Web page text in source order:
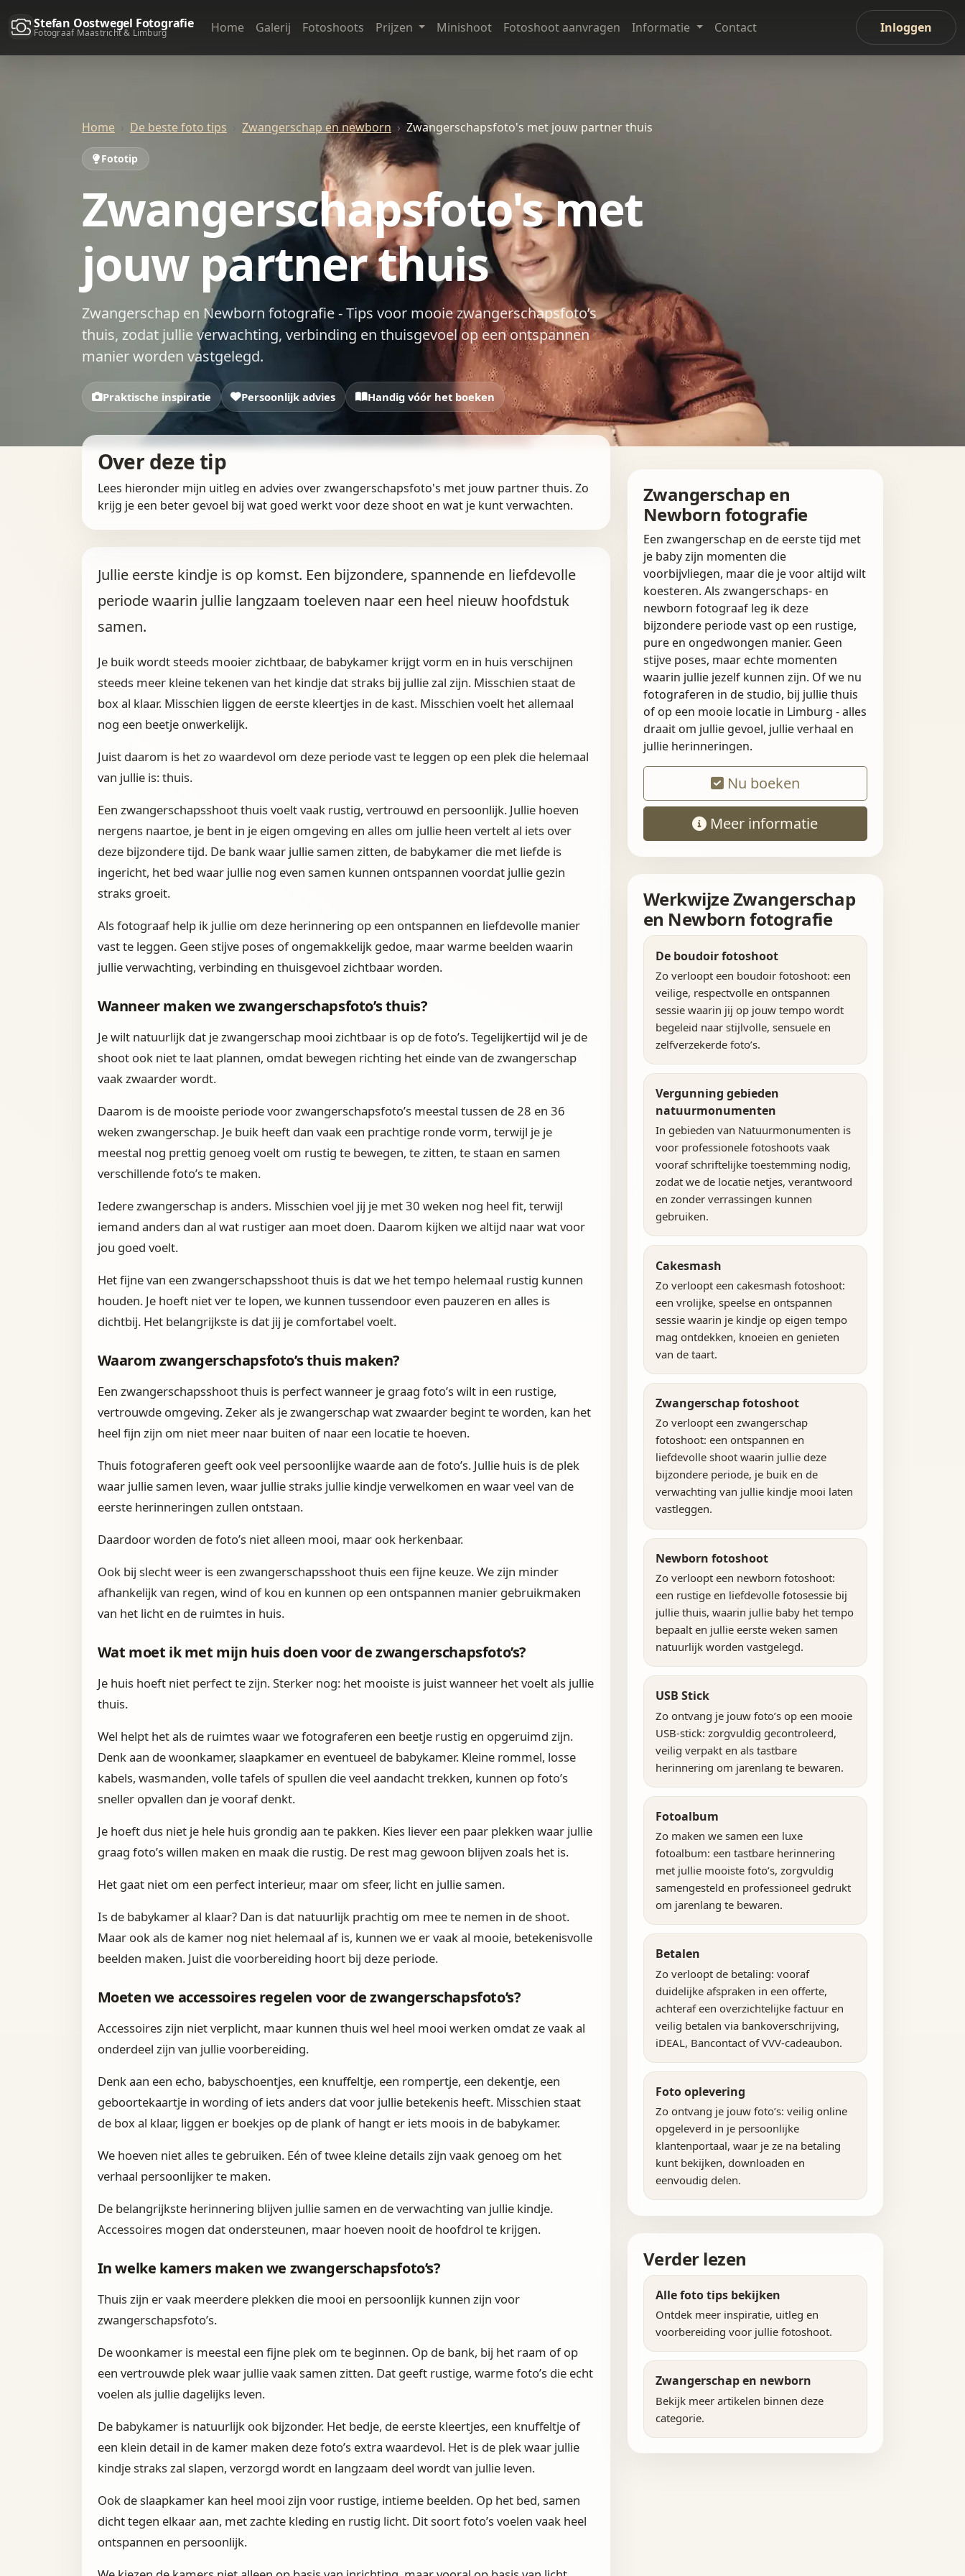
Stefan Oostwegel Fotografie
Fotograaf Maastricht & Limburg Home Galerij Fotoshoots Prijzen Minishoot Fotoshoot aanvragen Informatie Contact Inloggen
Home De beste foto tips Zwangerschap en newborn Zwangerschapsfoto's met jouw partner thuis
Fototip
Zwangerschapsfoto's met
jouw partner thuis
Zwangerschap en Newborn fotografie - Tips voor mooie zwangerschapsfoto’s
thuis, zodat jullie verwachting, verbinding en thuisgevoel op een ontspannen
manier worden vastgelegd.
Praktische inspiratie Persoonlijk advies Handig vóór het boeken
Over deze tip
Lees hieronder mijn uitleg en advies over zwangerschapsfoto's met jouw partner thuis. Zo
krijg je een beter gevoel bij wat goed werkt voor deze shoot en wat je kunt verwachten.
Jullie eerste kindje is op komst. Een bijzondere, spannende en liefdevolle
periode waarin jullie langzaam toeleven naar een heel nieuw hoofdstuk
samen.
Je buik wordt steeds mooier zichtbaar, de babykamer krijgt vorm en in huis verschijnen
steeds meer kleine tekenen van het kindje dat straks bij jullie zal zijn. Misschien staat de
box al klaar. Misschien liggen de eerste kleertjes in de kast. Misschien voelt het allemaal
nog een beetje onwerkelijk.
Juist daarom is het zo waardevol om deze periode vast te leggen op een plek die helemaal
van jullie is: thuis.
Een zwangerschapsshoot thuis voelt vaak rustig, vertrouwd en persoonlijk. Jullie hoeven
nergens naartoe, je bent in je eigen omgeving en alles om jullie heen vertelt al iets over
deze bijzondere tijd. De bank waar jullie samen zitten, de babykamer die met liefde is
ingericht, het bed waar jullie nog even samen kunnen ontspannen voordat jullie gezin
straks groeit.
Als fotograaf help ik jullie om deze herinnering op een ontspannen en liefdevolle manier
vast te leggen. Geen stijve poses of ongemakkelijk gedoe, maar warme beelden waarin
jullie verwachting, verbinding en thuisgevoel zichtbaar worden.
Wanneer maken we zwangerschapsfoto’s thuis?
Je wilt natuurlijk dat je zwangerschap mooi zichtbaar is op de foto’s. Tegelijkertijd wil je de
shoot ook niet te laat plannen, omdat bewegen richting het einde van de zwangerschap
vaak zwaarder wordt.
Daarom is de mooiste periode voor zwangerschapsfoto’s meestal tussen de 28 en 36
weken zwangerschap. Je buik heeft dan vaak een prachtige ronde vorm, terwijl je je
meestal nog prettig genoeg voelt om rustig te bewegen, te zitten, te staan en samen
verschillende foto’s te maken.
Iedere zwangerschap is anders. Misschien voel jij je met 30 weken nog heel fit, terwijl
iemand anders dan al wat rustiger aan moet doen. Daarom kijken we altijd naar wat voor
jou goed voelt.
Het fijne van een zwangerschapsshoot thuis is dat we het tempo helemaal rustig kunnen
houden. Je hoeft niet ver te lopen, we kunnen tussendoor even pauzeren en alles is
dichtbij. Het belangrijkste is dat jij je comfortabel voelt.
Waarom zwangerschapsfoto’s thuis maken?
Een zwangerschapsshoot thuis is perfect wanneer je graag foto’s wilt in een rustige,
vertrouwde omgeving. Zeker als je zwangerschap wat zwaarder begint te worden, kan het
heel fijn zijn om niet meer naar buiten of naar een locatie te hoeven.
Thuis fotograferen geeft ook veel persoonlijke waarde aan de foto’s. Jullie huis is de plek
waar jullie samen leven, waar jullie straks jullie kindje verwelkomen en waar veel van de
eerste herinneringen zullen ontstaan.
Daardoor worden de foto’s niet alleen mooi, maar ook herkenbaar.
Ook bij slecht weer is een zwangerschapsshoot thuis een fijne keuze. We zijn minder
afhankelijk van regen, wind of kou en kunnen op een ontspannen manier gebruikmaken
van het licht en de ruimtes in huis.
Wat moet ik met mijn huis doen voor de zwangerschapsfoto’s?
Je huis hoeft niet perfect te zijn. Sterker nog: het mooiste is juist wanneer het voelt als jullie
thuis.
Wel helpt het als de ruimtes waar we fotograferen een beetje rustig en opgeruimd zijn.
Denk aan de woonkamer, slaapkamer en eventueel de babykamer. Kleine rommel, losse
kabels, wasmanden, volle tafels of spullen die veel aandacht trekken, kunnen op foto’s
sneller opvallen dan je vooraf denkt.
Je hoeft dus niet je hele huis grondig aan te pakken. Kies liever een paar plekken waar jullie
graag foto’s willen maken en maak die rustig. De rest mag gewoon blijven zoals het is.
Het gaat niet om een perfect interieur, maar om sfeer, licht en jullie samen.
Is de babykamer al klaar? Dan is dat natuurlijk prachtig om mee te nemen in de shoot.
Maar ook als de kamer nog niet helemaal af is, kunnen we er vaak al mooie, betekenisvolle
beelden maken. Juist die voorbereiding hoort bij deze periode.
Moeten we accessoires regelen voor de zwangerschapsfoto’s?
Accessoires zijn niet verplicht, maar kunnen thuis wel heel mooi werken omdat ze vaak al
onderdeel zijn van jullie voorbereiding.
Denk aan een echo, babyschoentjes, een knuffeltje, een rompertje, een dekentje, een
geboortekaartje in wording of iets anders dat voor jullie betekenis heeft. Misschien staat
de box al klaar, liggen er boekjes op de plank of hangt er iets moois in de babykamer.
We hoeven niet alles te gebruiken. Eén of twee kleine details zijn vaak genoeg om het
verhaal persoonlijker te maken.
De belangrijkste herinnering blijven jullie samen en de verwachting van jullie kindje.
Accessoires mogen dat ondersteunen, maar hoeven nooit de hoofdrol te krijgen.
In welke kamers maken we zwangerschapsfoto’s?
Thuis zijn er vaak meerdere plekken die mooi en persoonlijk kunnen zijn voor
zwangerschapsfoto’s.
De woonkamer is meestal een fijne plek om te beginnen. Op de bank, bij het raam of op
een vertrouwde plek waar jullie vaak samen zitten. Dat geeft rustige, warme foto’s die echt
voelen als jullie dagelijks leven.
De babykamer is natuurlijk ook bijzonder. Het bedje, de eerste kleertjes, een knuffeltje of
een klein detail in de kamer maken deze foto’s extra waardevol. Het is de plek waar jullie
kindje straks zal slapen, verzorgd wordt en langzaam deel wordt van jullie leven.
Ook de slaapkamer kan heel mooi zijn voor rustige, intieme beelden. Op het bed, samen
dicht tegen elkaar aan, met zachte kleding en rustig licht. Dit soort foto’s voelen vaak heel
ontspannen en persoonlijk.
Zwangerschap en
Newborn fotografie
Een zwangerschap en de eerste tijd met
je baby zijn momenten die
voorbijvliegen, maar die je voor altijd wilt
koesteren. Als zwangerschaps- en
newborn fotograaf leg ik deze
bijzondere periode vast op een rustige,
pure en ongedwongen manier. Geen
stijve poses, maar echte momenten
waarin jullie jezelf kunnen zijn. Of we nu
fotograferen in de studio, bij jullie thuis
of op een mooie locatie in Limburg - alles
draait om jullie gevoel, jullie verhaal en
jullie herinneringen.
Nu boeken
Meer informatie
Werkwijze Zwangerschap
en Newborn fotografie
De boudoir fotoshoot
Zo verloopt een boudoir fotoshoot: een
veilige, respectvolle en ontspannen
sessie waarin jij op jouw tempo wordt
begeleid naar stijlvolle, sensuele en
zelfverzekerde foto’s.
Vergunning gebieden
natuurmonumenten
In gebieden van Natuurmonumenten is
voor professionele fotoshoots vaak
vooraf schriftelijke toestemming nodig,
zodat we de locatie netjes, verantwoord
en zonder verrassingen kunnen
gebruiken.
Cakesmash
Zo verloopt een cakesmash fotoshoot:
een vrolijke, speelse en ontspannen
sessie waarin je kindje op eigen tempo
mag ontdekken, knoeien en genieten
van de taart.
Zwangerschap fotoshoot
Zo verloopt een zwangerschap
fotoshoot: een ontspannen en
liefdevolle shoot waarin jullie deze
bijzondere periode, je buik en de
verwachting van jullie kindje mooi laten
vastleggen.
Newborn fotoshoot
Zo verloopt een newborn fotoshoot:
een rustige en liefdevolle fotosessie bij
jullie thuis, waarin jullie baby het tempo
bepaalt en jullie eerste weken samen
natuurlijk worden vastgelegd.
USB Stick
Zo ontvang je jouw foto’s op een mooie
USB-stick: zorgvuldig gecontroleerd,
veilig verpakt en als tastbare
herinnering om jarenlang te bewaren.
Fotoalbum
Zo maken we samen een luxe
fotoalbum: een tastbare herinnering
met jullie mooiste foto’s, zorgvuldig
samengesteld en professioneel gedrukt
om jarenlang te bewaren.
Betalen
Zo verloopt de betaling: vooraf
duidelijke afspraken in een offerte,
achteraf een overzichtelijke factuur en
veilig betalen via bankoverschrijving,
iDEAL, Bancontact of VVV-cadeaubon.
Foto oplevering
Zo ontvang je jouw foto’s: veilig online
opgeleverd in je persoonlijke
klantenportaal, waar je ze na betaling
kunt bekijken, downloaden en
eenvoudig delen.
Verder lezen
Alle foto tips bekijken
Ontdek meer inspiratie, uitleg en
voorbereiding voor jullie fotoshoot.
Zwangerschap en newborn
Bekijk meer artikelen binnen deze
categorie.